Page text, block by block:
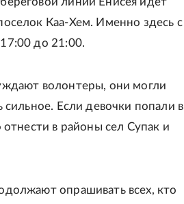
Каа-Хем. Именно здесь с
до 21:00.
волонтеры, они могли
сильное. Если девочки попали в
в районы сел Супак и
опрашивать всех, кто